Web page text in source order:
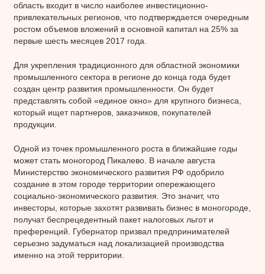
область входит в число наиболее инвестиционно-
привлекательных регионов, что подтверждается очередным
ростом объемов вложений в основной капитал на 25% за
первые шесть месяцев 2017 года.
Для укрепления традиционного для областной экономики
промышленного сектора в регионе до конца года будет
создан центр развития промышленности. Он будет
представлять собой «единое окно» для крупного бизнеса,
который ищет партнеров, заказчиков, покупателей
продукции.
Одной из точек промышленного роста в ближайшие годы
может стать моногород Пикалево. В начале августа
Министерство экономического развития РФ одобрило
создание в этом городе территории опережающего
социально-экономического развития. Это значит, что
инвесторы, которые захотят развивать бизнес в моногороде,
получат беспрецедентный пакет налоговых льгот и
преференций. Губернатор призвал предпринимателей
серьезно задуматься над локализацией производства
именно на этой территории.